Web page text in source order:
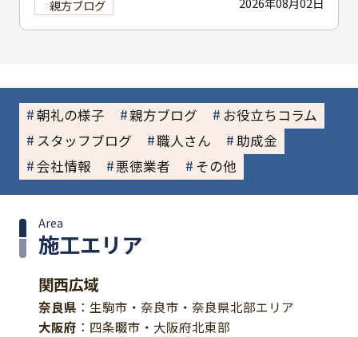
親方ブログ
朝礼の様子 親方ブログ
お役立ちコラム
スタッフブログ
職人さん
助成金
会社情報
悪徳業者 その他
施工エリア
Area
関西広域
奈良県 ：生駒市・奈良市・奈良県北部エリア
大阪府 ：四条畷市・大阪府北東部